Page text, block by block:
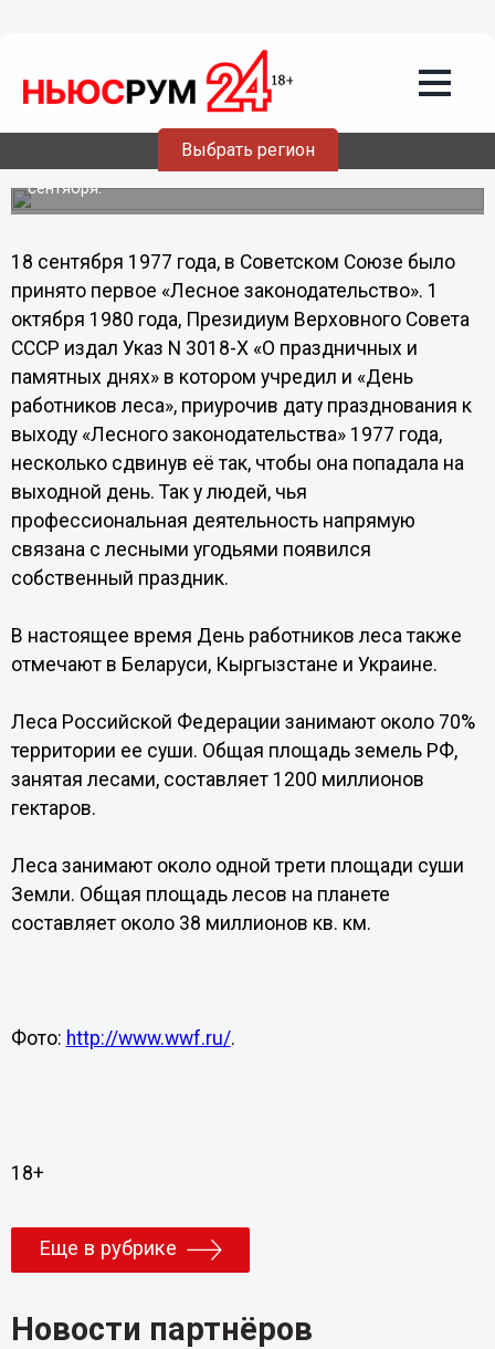
Выбрать регион
15.09.201309:35
День работников леса отмечается в
России 15 сентября
Праздник отмечается каждое третье воскресенье
сентября.
18 сентября 1977 года, в Советском Союзе было
принято первое «Лесное законодательство». 1
октября 1980 года, Президиум Верховного Совета
СССР издал Указ N 3018-Х «О праздничных и
памятных днях» в котором учредил и «День
работников леса», приурочив дату празднования к
выходу «Лесного законодательства» 1977 года,
несколько сдвинув её так, чтобы она попадала на
выходной день. Так у людей, чья
профессиональная деятельность напрямую
связана с лесными угодьями появился
собственный праздник.
В настоящее время День работников леса также
отмечают в Беларуси, Кыргызстане и Украине.
Леса Российской Федерации занимают около 70%
территории ее суши. Общая площадь земель РФ,
занятая лесами, составляет 1200 миллионов
гектаров.
Леса занимают около одной трети площади суши
Земли. Общая площадь лесов на планете
составляет около 38 миллионов кв. км.
Фото: http://www.wwf.ru/.
18+
Еще в рубрике
Новости партнёров